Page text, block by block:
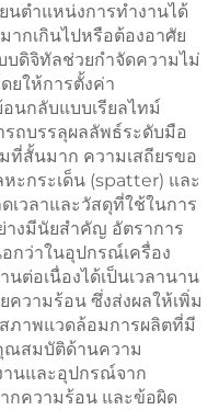
นตำแหน่งการทำงานได้
ากเกินไปหรือต้องอาศัย
ดิจิทัลช่วยกำจัดความไม่
ยให้การตั้งค่า
นกลับแบบเรียลไทม์
ถบรรลุผลลัพธ์ระดับมือ
ที่สั้นมาก ความเสถียรขอ
ะกระเด็น (spatter) และ
เวลาและวัสดุที่ใช้ในการ
างมีนัยสำคัญ อัตราการ
กว่าในอุปกรณ์เครื่อง
ต่อเนื่องได้เป็นเวลานาน
ความร้อน ซึ่งส่งผลให้เพิ่ม
ภาพแวดล้อมการผลิตที่มี
ณสมบัติด้านความ
นและอุปกรณ์จาก
กความร้อน และข้อผิด